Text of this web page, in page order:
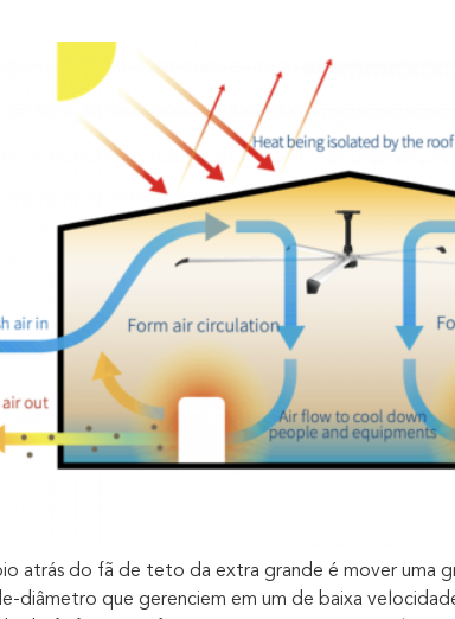
atrás do fã de teto da extra grande é mover uma
diâmetro que gerenciem em um de baixa